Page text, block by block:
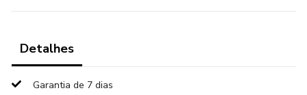
Detalhes
Garantia de 7 dias